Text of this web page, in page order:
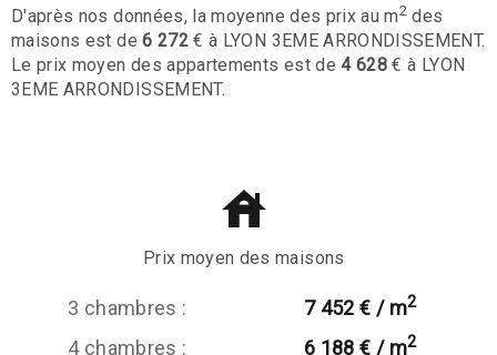
D'après nos données, la moyenne des prix au m2 des
maisons est de6 272 € à LYON 3EME ARRONDISSEMENT.
Le prix moyen des appartements est de4 628 € à LYON
3EME ARRONDISSEMENT.
Prix moyen des maisons
3 chambres : 7 452 € / m2
4 chambres : 6 188 € / m2